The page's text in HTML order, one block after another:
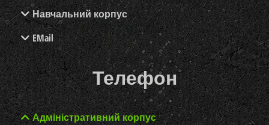
Навчальний корпус
EMail
Телефон
Адміністративний корпус